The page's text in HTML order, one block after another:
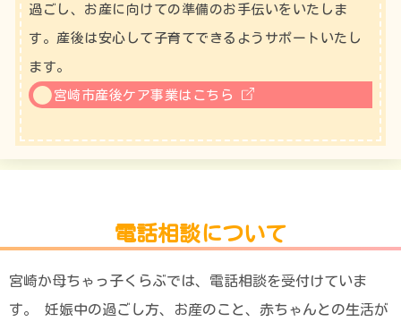
過ごし、お産に向けての準備のお手伝いをいたしま
す。産後は安心して子育てできるようサポートいたし
ます。
宮崎市産後ケア事業はこちら
電話相談について
宮崎か母ちゃっ子くらぶでは、電話相談を受付けていま
す。 妊娠中の過ごし方、お産のこと、赤ちゃんとの生活が